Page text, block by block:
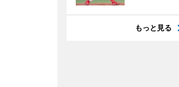
もっと見る